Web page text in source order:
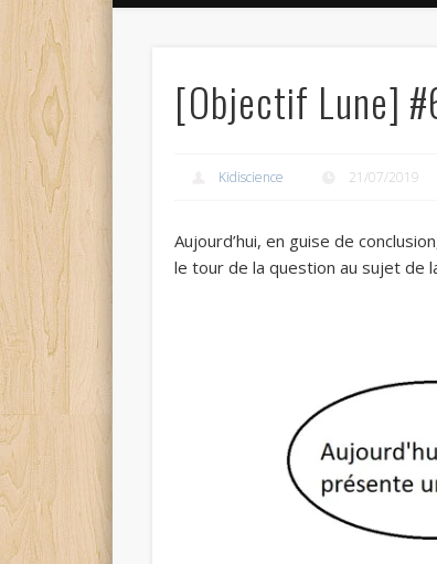
[Objectif Lune]
Kidiscience 21/07/2019
Aujourd’hui, en guise de
le tour de la question au sujet de